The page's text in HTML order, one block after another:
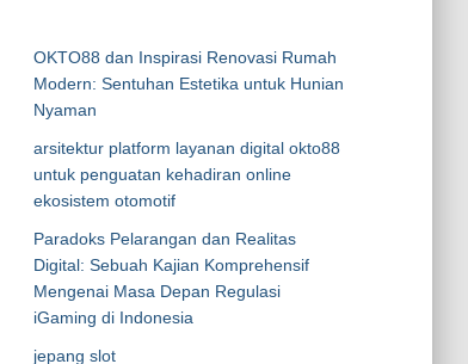
OKTO88 dan Inspirasi Renovasi Rumah
Modern: Sentuhan Estetika untuk Hunian
Nyaman
arsitektur platform layanan digital okto88
untuk penguatan kehadiran online
ekosistem otomotif
Paradoks Pelarangan dan Realitas
Digital: Sebuah Kajian Komprehensif
Mengenai Masa Depan Regulasi
iGaming di Indonesia
jepang slot